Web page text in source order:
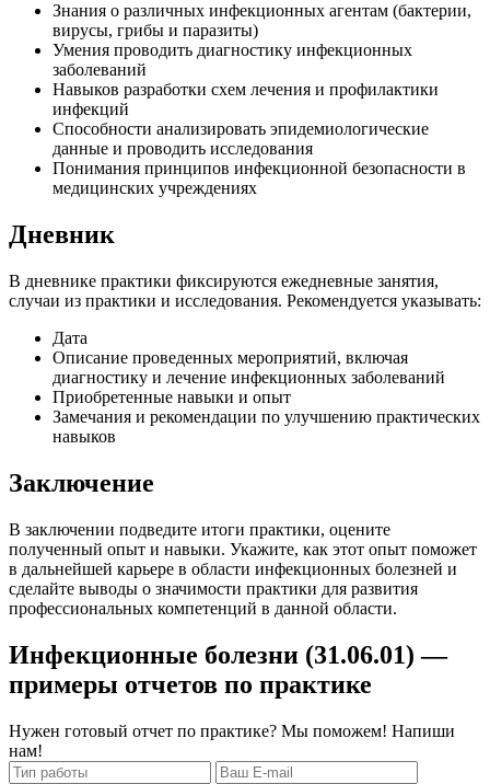
Знания о различных инфекционных агентам (бактерии,
вирусы, грибы и паразиты)
Умения проводить диагностику инфекционных
заболеваний
Навыков разработки схем лечения и профилактики
инфекций
Способности анализировать эпидемиологические
данные и проводить исследования
Понимания принципов инфекционной безопасности в
медицинских учреждениях
Дневник
В дневнике практики фиксируются ежедневные занятия,
случаи из практики и исследования. Рекомендуется указывать:
Дата
Описание проведенных мероприятий, включая
диагностику и лечение инфекционных заболеваний
Приобретенные навыки и опыт
Замечания и рекомендации по улучшению практических
навыков
Заключение
В заключении подведите итоги практики, оцените
полученный опыт и навыки. Укажите, как этот опыт поможет
в дальнейшей карьере в области инфекционных болезней и
сделайте выводы о значимости практики для развития
профессиональных компетенций в данной области.
Инфекционные болезни (31.06.01) —
примеры отчетов по практике
Нужен готовый отчет по практике? Мы поможем! Напиши
нам!